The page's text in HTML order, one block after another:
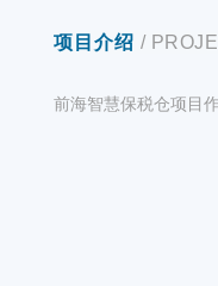
项目介绍 /
前海智慧保税仓项目